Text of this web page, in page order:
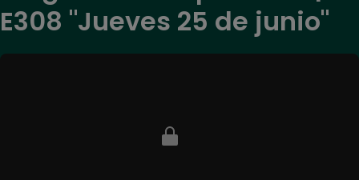
E308 "Jueves 25 de junio"